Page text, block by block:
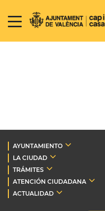
AYUNTAMIENTO
LA CIUDAD
TRÁMITES
ATENCIÓN CIUDADANA
ACTUALIDAD